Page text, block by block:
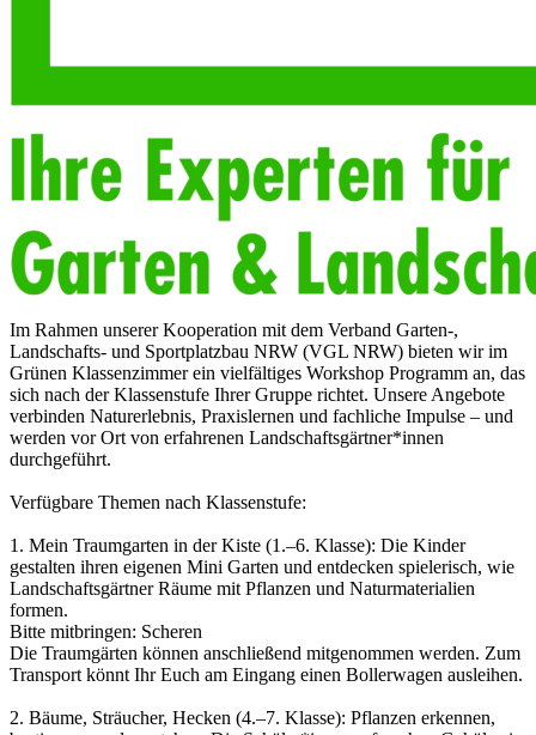
Im Rahmen unserer Kooperation mit dem Verband Garten-,
Landschafts- und Sportplatzbau NRW (VGL NRW) bieten wir im
Grünen Klassenzimmer ein vielfältiges Workshop Programm an, das
sich nach der Klassenstufe Ihrer Gruppe richtet. Unsere Angebote
verbinden Naturerlebnis, Praxislernen und fachliche Impulse – und
werden vor Ort von erfahrenen Landschaftsgärtner*innen
durchgeführt.
Verfügbare Themen nach Klassenstufe:
1. Mein Traumgarten in der Kiste (1.–6. Klasse): Die Kinder
gestalten ihren eigenen Mini Garten und entdecken spielerisch, wie
Landschaftsgärtner Räume mit Pflanzen und Naturmaterialien
formen.
Bitte mitbringen: Scheren
Die Traumgärten können anschließend mitgenommen werden. Zum
Transport könnt Ihr Euch am Eingang einen Bollerwagen ausleihen.
2. Bäume, Sträucher, Hecken (4.–7. Klasse): Pflanzen erkennen,